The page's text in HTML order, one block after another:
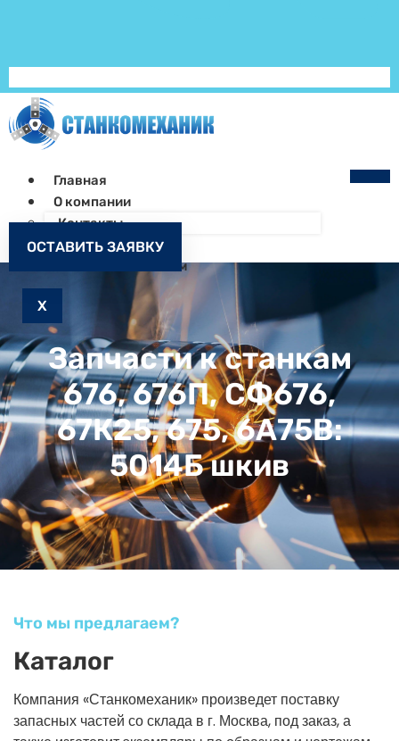
Главная
О компании
Контакты
Как заказать
Запчасти к станкам
X
ОСТАВИТЬ ЗАЯВКУ
Запчасти к станкам
676, 676П, СФ676,
67К25, 675, 6А75В:
5014Б шкив
Что мы предлагаем?
Каталог
Компания «Станкомеханик» произведет поставку
запасных частей со склада в г. Москва, под заказ, а